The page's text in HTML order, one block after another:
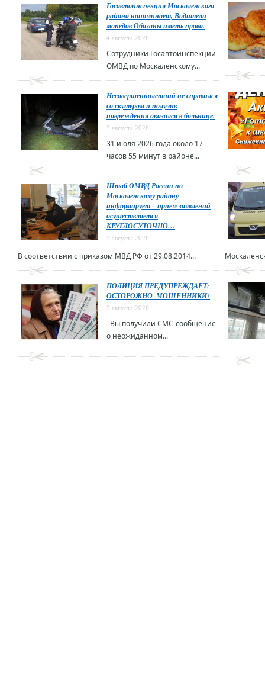
Госавтоинспекция Москаленского
района напоминает, Водители
мопедов Обязаны иметь права.
4 августа 2026
Сотрудники Госавтоинспекции
ОМВД по Москаленскому...
Несовершеннолетний не справился
со скутером и получив
повреждения оказался в больнице.
3 августа 2026
31 июля 2026 года около 17
часов 55 минут в районе...
Штаб ОМВД России по
Москаленскому району
информирует – прием заявлений
осуществляется
КРУГЛОСУТОЧНО…
3 августа 2026
В соответствии с приказом МВД РФ от 29.08.2014...
ПОЛИЦИЯ ПРЕДУПРЕЖДАЕТ:
ОСТОРОЖНО–МОШЕННИКИ!
3 августа 2026
Вы получили СМС-сообщение
о неожиданном...